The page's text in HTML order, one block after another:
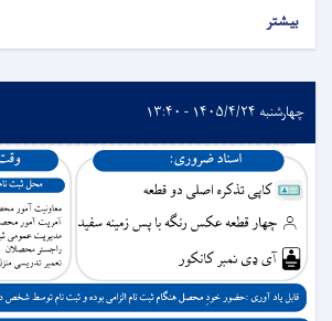
بیشتر
چهارشنبه ۱۴۰۵/۴/۲۴ - ۱۳:۴۰